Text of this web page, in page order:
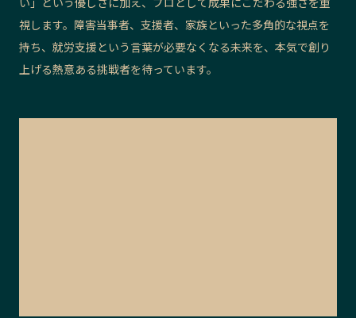
視します。障害当事者、支援者、家族といった多角的な視点を
持ち、就労支援という言葉が必要なくなる未来を、本気で創り
上げる熱意ある挑戦者を待っています。